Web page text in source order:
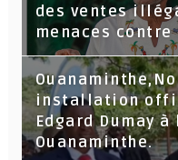
des ventes
menaces
installation
Edgard Dumay
Ouanaminthe.